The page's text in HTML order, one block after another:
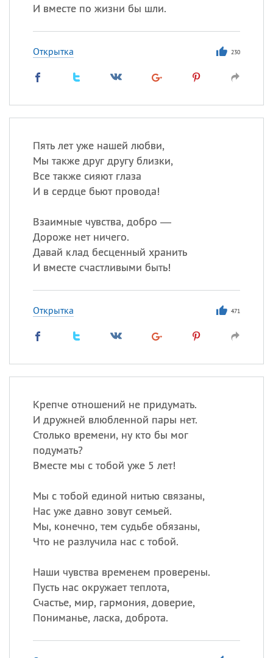
И вместе по жизни бы шли.
Открытка 230
Пять лет уже нашей любви,
Мы также друг другу близки,
Все также сияют глаза
И в сердце бьют провода!
Взаимные чувства, добро —
Дороже нет ничего.
Давай клад бесценный хранить
И вместе счастливыми быть!
Открытка 471
Крепче отношений не придумать.
И дружней влюбленной пары нет.
Столько времени, ну кто бы мог
подумать?
Вместе мы с тобой уже 5 лет!
Мы с тобой единой нитью связаны,
Нас уже давно зовут семьей.
Мы, конечно, тем судьбе обязаны,
Что не разлучила нас с тобой.
Наши чувства временем проверены.
Пусть нас окружает теплота,
Счастье, мир, гармония, доверие,
Пониманье, ласка, доброта.